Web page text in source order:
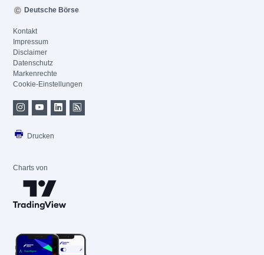
Deutsche Börse
Kontakt
Impressum
Disclaimer
Datenschutz
Markenrechte
Cookie-Einstellungen
Drucken
Charts von